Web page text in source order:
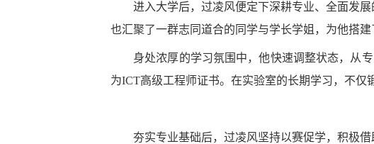
进入大学后，过凌风便定下深耕专业、全面发
也汇聚了一群志同道合的同学与学长学姐，为他搭建
身处浓厚的学习氛围中，他快速调整状态，从
为ICT高级工程师证书。在实验室的长期学习，不仅
夯实专业基础后，过凌风坚持以赛促学，积极